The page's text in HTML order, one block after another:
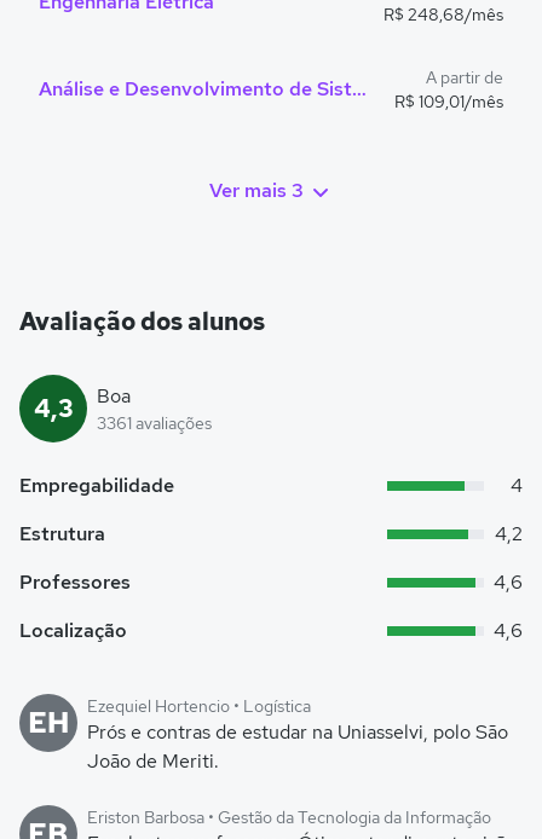
R$ 248,68/mês
Análise e Desenvolvimento de Sistemas
A partir de
R$ 109,01/mês
Ver mais 3
Avaliação dos alunos
4,3 Boa
3361 avaliações
Empregabilidade
4
Estrutura
4,2
Professores
4,6
Localização
4,6
EH Ezequiel Hortencio • Logística
Prós e contras de estudar na Uniasselvi, polo São
João de Meriti.
Eriston Barbosa • Gestão da Tecnologia da Informação